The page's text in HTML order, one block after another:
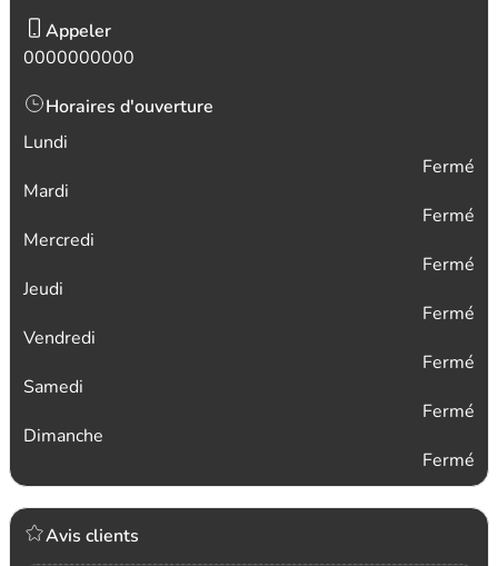
Appeler
0000000000
Horaires d'ouverture
Lundi
Fermé
Mardi
Fermé
Mercredi
Fermé
Jeudi
Fermé
Vendredi
Fermé
Samedi
Fermé
Dimanche
Fermé
Avis clients